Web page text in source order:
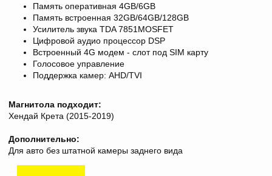
Память оперативная 4GB/6GB
Память встроенная 32GB/64GB/128GB
Усилитель звука TDA 7851 MOSFET
Цифровой аудио процессор DSP
Встроенный 4G модем - слот под SIM карту
Голосовое управление
Поддержка камер: AHD/TVI
Магнитола подходит:
Хендай Крета (2015-2019)
Дополнительно:
Для авто без штатной камеры заднего вида